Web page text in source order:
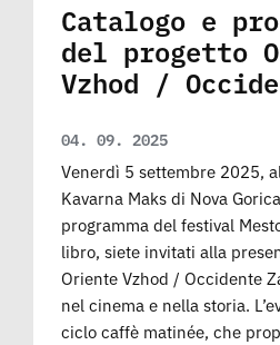
Catalogo e
del progetto
Vzhod /
04. 09. 2025
Venerdì 5 settembre 2025,
Kavarna Maks di Nova
programma del festival
libro, siete invitati alla
Oriente Vzhod / Occidente
nel cinema e nella storia.
ciclo caffè matinée, che